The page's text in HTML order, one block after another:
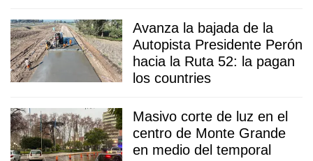
Avanza la bajada de la
Autopista Presidente Perón
hacia la Ruta 52: la pagan
los countries
Masivo corte de luz en el
centro de Monte Grande
en medio del temporal